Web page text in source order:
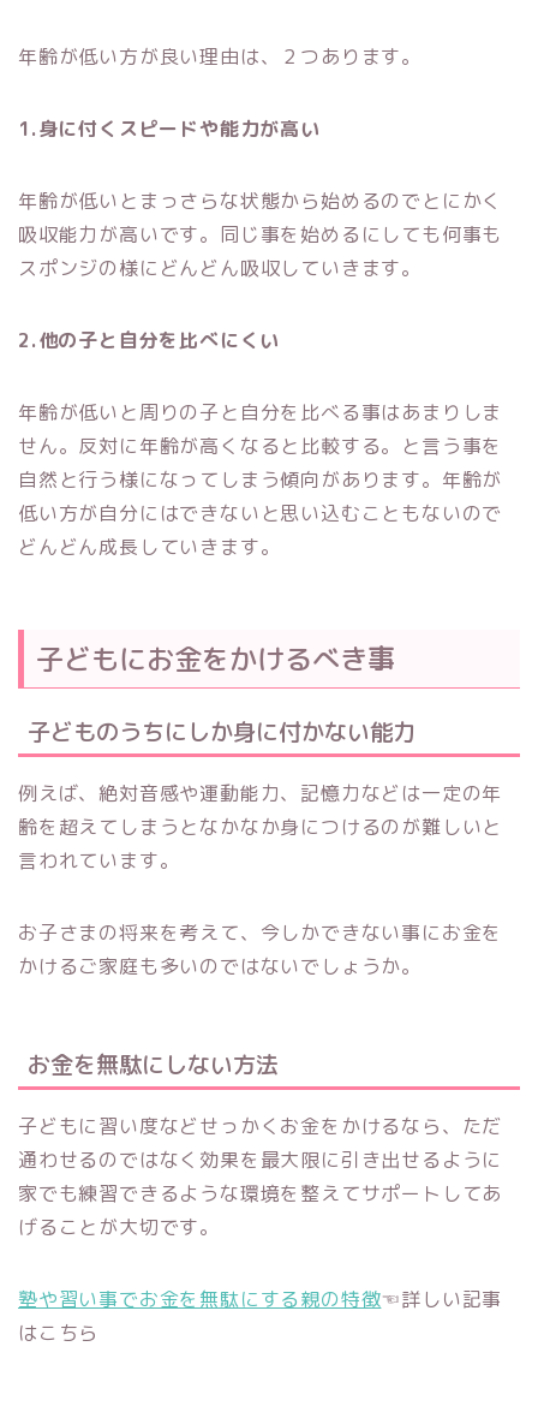
年齢が低い方が良い理由は、２つあります。
1.身に付くスピードや能力が高い
年齢が低いとまっさらな状態から始めるのでとにかく
吸収能力が高いです。同じ事を始めるにしても何事も
スポンジの様にどんどん吸収していきます。
2.他の子と自分を比べにくい
年齢が低いと周りの子と自分を比べる事はあまりしま
せん。反対に年齢が高くなると比較する。と言う事を
自然と行う様になってしまう傾向があります。年齢が
低い方が自分にはできないと思い込むこともないので
どんどん成長していきます。
子どもにお金をかけるべき事
子どものうちにしか身に付かない能力
例えば、絶対音感や運動能力、記憶力などは一定の年
齢を超えてしまうとなかなか身につけるのが難しいと
言われています。
お子さまの将来を考えて、今しかできない事にお金を
かけるご家庭も多いのではないでしょうか。
お金を無駄にしない方法
子どもに習い度などせっかくお金をかけるなら、ただ
通わせるのではなく効果を最大限に引き出せるように
家でも練習できるような環境を整えてサポートしてあ
げることが大切です。
塾や習い事でお金を無駄にする親の特徴☜詳しい記事
はこちら